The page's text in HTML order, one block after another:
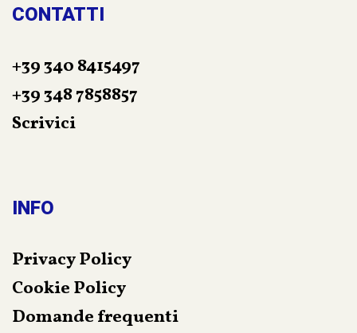
CONTATTI
+39 340 8415497
+39 348 7858857
Scrivici
INFO
Privacy Policy
Cookie Policy
Domande frequenti